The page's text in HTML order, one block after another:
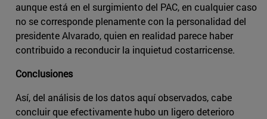
aunque está en el surgimiento del PAC, en cualquier caso
no se corresponde plenamente con la personalidad del
presidente Alvarado, quien en realidad parece haber
contribuido a reconducir la inquietud costarricense.
Conclusiones
Así, del análisis de los datos aquí observados, cabe
concluir que efectivamente hubo un ligero deterioro